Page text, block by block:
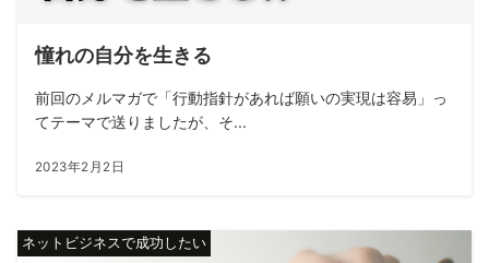
憧れの自分を生きる
前回のメルマガで「行動指針があれば願いの実現は容易」っ
てテーマで送りましたが、そ...
2023年2月2日
ネットビジネスで成功したい